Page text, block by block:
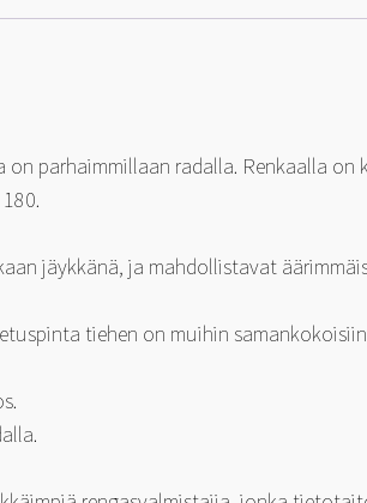
parhaimmillaan radalla. Renkaalla
jäykkänä, ja mahdollistavat
tiehen on muihin